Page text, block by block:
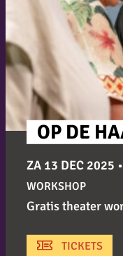
ZA 13 DEC 2025 •
WORKSHOP
OP DE
Gratis theater
TICKETS